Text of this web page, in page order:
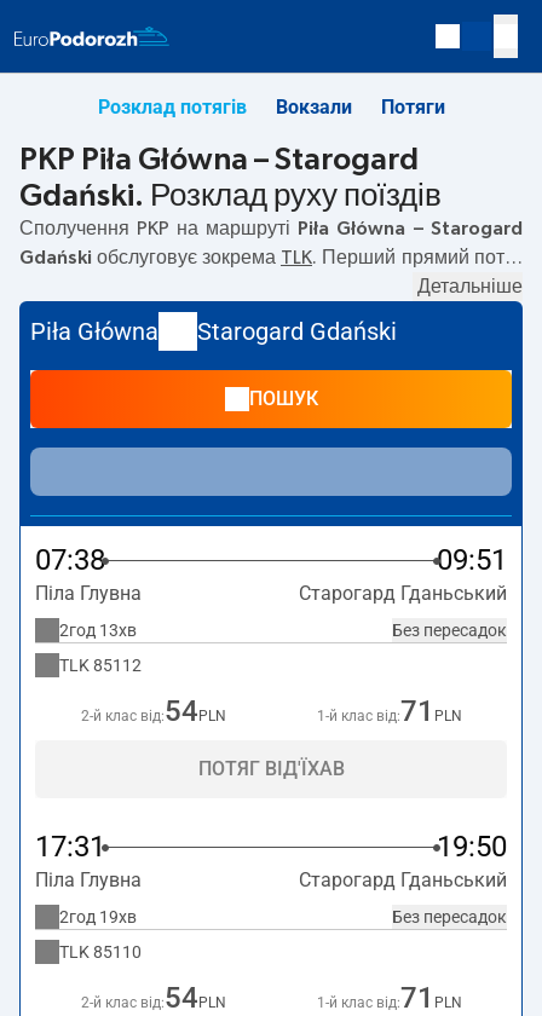
Розклад потягів Вокзали Потяги
PKP Piła Główna – Starogard
Gdański. Розклад руху поїздів
Сполучення PKP на маршруті
Piła Główna – Starogard
Gdański обслуговує зокрема TLK. Перший прямий потяг
з вокзалу PKP Piła Główna за адресою
вирушає о 17:31. Найшвидший маршрут пропонує потяг
без пересадокKRAJNA
. Подорож цим потягом триває
Piła Główna
курсують також інші потяги:— пропонують нижчу ціну
квитка і зазвичай довший час подорожі. Потяг завершує
маршрут на станції Starogard Gdański за адресою
Kolejowa, 83-200 Starogard Gdanski.
Детальніше
Piła Główna Starogard Gdański
ПОШУК
07:38 09:51
Піла Глувна Старогард Гданьський
Без пересадок
2год 13хв
TLK 85112
2-й клас від:54 PLN 1-й клас від:71 PLN
ПОТЯГ ВІД'ЇХАВ
17:31 19:50
Піла Глувна Старогард Гданьський
Без пересадок
2год 19хв
TLK 85110
2-й клас від:54 PLN 1-й клас від:71 PLN